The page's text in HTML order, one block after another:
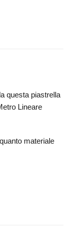
questa piastrella
Lineare
materiale